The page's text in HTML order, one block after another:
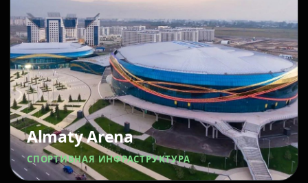
Almaty Arena
СПОРТИВНАЯ ИНФРАСТРУКТУРА